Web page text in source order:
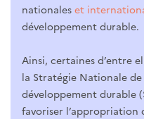
nationales et
développement durable.
Ainsi, certaines d’entre
la Stratégie Nationale
développement durable
favoriser